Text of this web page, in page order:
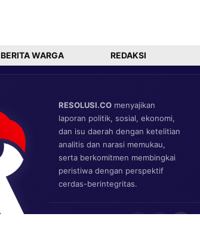
BERITA WARGA REDAKSI
RESOLUSI.CO menyajikan
laporan politik, sosial, ekonomi,
dan isu daerah dengan ketelitian
analitis dan narasi memukau,
serta berkomitmen membingkai
peristiwa dengan perspektif
cerdas-berintegritas.